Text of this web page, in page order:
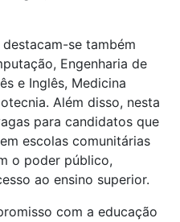
se também
Engenharia de
e Inglês, Medicina
Além disso, nesta
para candidatos que
escolas comunitárias
o poder público,
ao ensino superior.
com a educação